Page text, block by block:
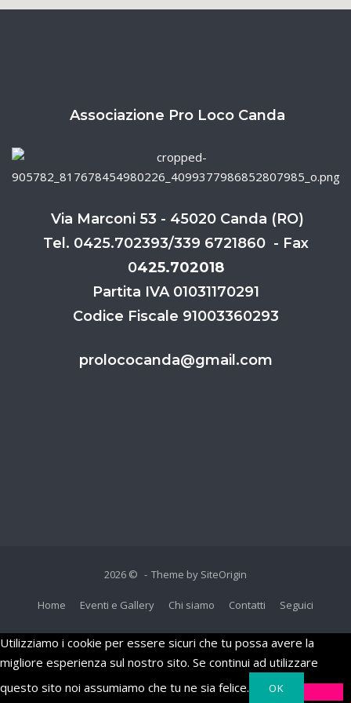
Associazione Pro Loco Canda
Via Marconi 53 - 45020 Canda (RO)
Tel. 0425.702393/339 6721860 - Fax
0425.702018
Partita IVA 01031170291
Codice Fiscale 91003360293
prolococanda@gmail.com
2026 © Theme by SiteOrigin
Home Eventi e Gallery Chi siamo Contatti Seguici
Utilizziamo i cookie per essere sicuri che tu possa avere la
migliore esperienza sul nostro sito. Se continui ad utilizzare
questo sito noi assumiamo che tu ne sia felice.
OK